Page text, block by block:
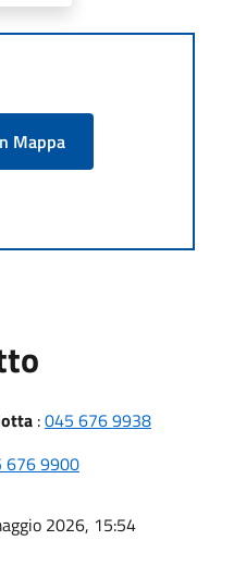
Mappa
:045 676 9938
676 9900
2026, 15:54